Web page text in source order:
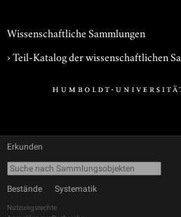
Wissenschaftliche Sammlungen
› Teil-Katalog der wissenschaftlichen
Erkunden
Bestände Systematik
Nutzungsrechte